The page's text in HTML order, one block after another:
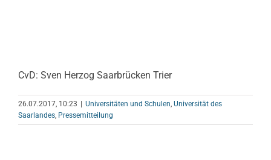
CvD: Sven Herzog Saarbrücken Trier
26.07.2017, 10:23 | Universitäten und Schulen Universität des
Saarlandes Pressemitteilung